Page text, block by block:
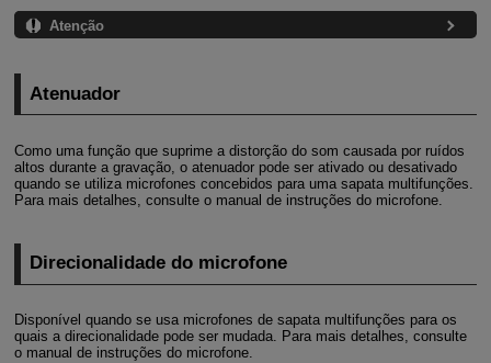
Atenção
Atenuador
Como uma função que suprime a distorção do som causada por ruídos
altos durante a gravação, o atenuador pode ser ativado ou desativado
quando se utiliza microfones concebidos para uma sapata multifunções.
Para mais detalhes, consulte o manual de instruções do microfone.
Direcionalidade do microfone
Disponível quando se usa microfones de sapata multifunções para os
quais a direcionalidade pode ser mudada. Para mais detalhes, consulte
o manual de instruções do microfone.